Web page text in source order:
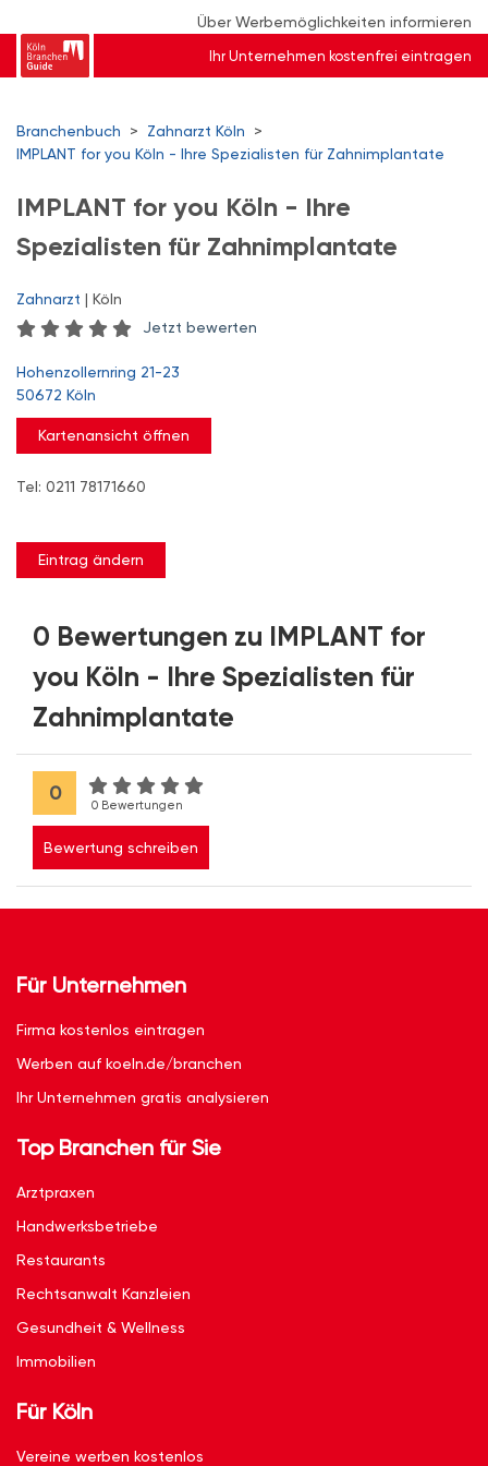
Über Werbemöglichkeiten informieren
Ihr Unternehmen kostenfrei eintragen
Branchenbuch > Zahnarzt Köln
>
IMPLANT for you Köln - Ihre Spezialisten für Zahnimplantate
IMPLANT for you Köln - Ihre
Spezialisten für Zahnimplantate
Zahnarzt | Köln
Jetzt bewerten
Hohenzollernring 21-23
50672 Köln
Kartenansicht öffnen
Tel: 0211 78171660
Eintrag ändern
0 Bewertungen zu IMPLANT for
you Köln - Ihre Spezialisten für
Zahnimplantate
0
0 Bewertungen
Bewertung schreiben
Für Unternehmen
Firma kostenlos eintragen
Werben auf koeln.de/branchen
Ihr Unternehmen gratis analysieren
Top Branchen für Sie
Arztpraxen
Handwerksbetriebe
Restaurants
Rechtsanwalt Kanzleien
Gesundheit & Wellness
Immobilien
Für Köln
Vereine werben kostenlos